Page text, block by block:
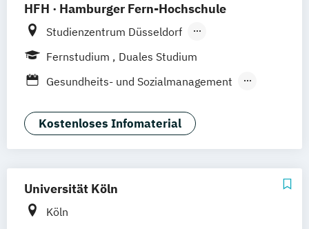
HFH · Hamburger Fern-Hochschule
Studienzentrum Düsseldorf
Studienzentrum Hamburg
Studienzentrum Stuttgart
Studienzentrum Berlin
Studienzentrum Nürnberg
Studienzentrum Kassel
Studienzentrum Essen
Studienzentrum Heilbronn
Studienzentrum Künzelsau
Fernstudium
Duales Studium
Gesundheits- und Sozialmanagement
Pflegemanagement
Therapie- und Pflegewissenschaften dual
Kostenloses Infomaterial
Universität Köln
Köln